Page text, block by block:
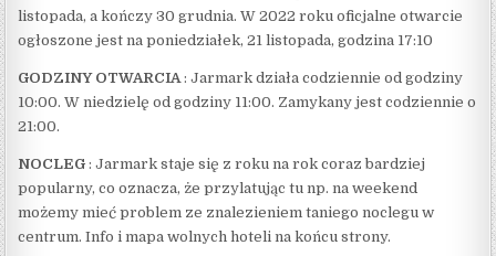
listopada, a kończy 30 grudnia. W 2022 roku oficjalne otwarcie
ogłoszone jest na poniedziałek, 21 listopada, godzina 17:10
GODZINY OTWARCIA : Jarmark działa codziennie od godziny
10:00. W niedzielę od godziny 11:00. Zamykany jest codziennie o
21:00.
NOCLEG : Jarmark staje się z roku na rok coraz bardziej
popularny, co oznacza, że przylatując tu np. na weekend
możemy mieć problem ze znalezieniem taniego noclegu w
centrum. Info i mapa wolnych hoteli na końcu strony.